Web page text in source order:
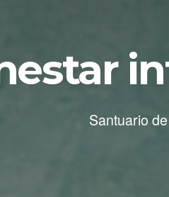
Santuario